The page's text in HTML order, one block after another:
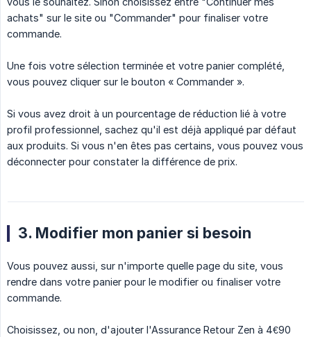
achats" sur le site ou "Commander" pour finaliser votre
commande.
Une fois votre sélection terminée et votre panier complété,
vous pouvez cliquer sur le bouton « Commander ».
Si vous avez droit à un pourcentage de réduction lié à votre
profil professionnel, sachez qu'il est déjà appliqué par défaut
aux produits. Si vous n'en êtes pas certains, vous pouvez vous
déconnecter pour constater la différence de prix.
3. Modifier mon panier si besoin
Vous pouvez aussi, sur n'importe quelle page du site, vous
rendre dans votre panier pour le modifier ou finaliser votre
commande.
Choisissez, ou non, d'ajouter l'Assurance Retour Zen à 4€90